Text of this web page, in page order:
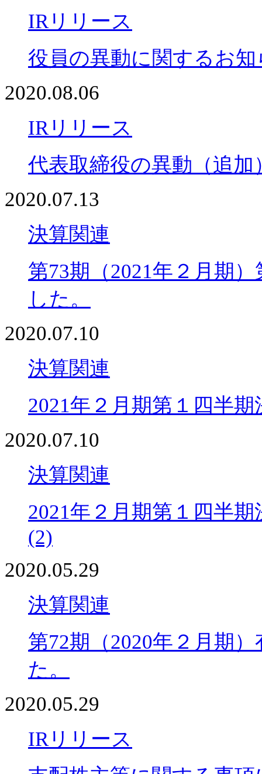
IRリリース
役員の異動に関するお知
2020.08.06
IRリリース
代表取締役の異動（追
2020.07.13
決算関連
第73期（2021年２月期
した。
2020.07.10
決算関連
2021年２月期第１四半
2020.07.10
決算関連
2021年２月期第１四半
(2)
2020.05.29
決算関連
第72期（2020年２月期
た。
2020.05.29
IRリリース